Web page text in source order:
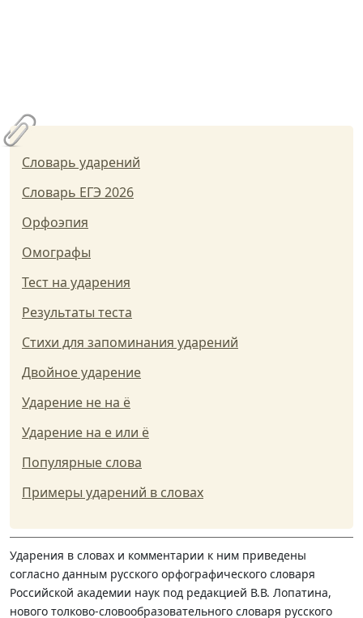
Словарь ударений
Словарь ЕГЭ 2026
Орфоэпия
Омографы
Тест на ударения
Результаты теста
Стихи для запоминания ударений
Двойное ударение
Ударение не на ё
Ударение на е или ё
Популярные слова
Примеры ударений в словах
Ударения в словах и комментарии к ним приведены
согласно данным русского орфографического словаря
Российской академии наук под редакцией В.В. Лопатина,
нового толково-словообразовательного словаря русского